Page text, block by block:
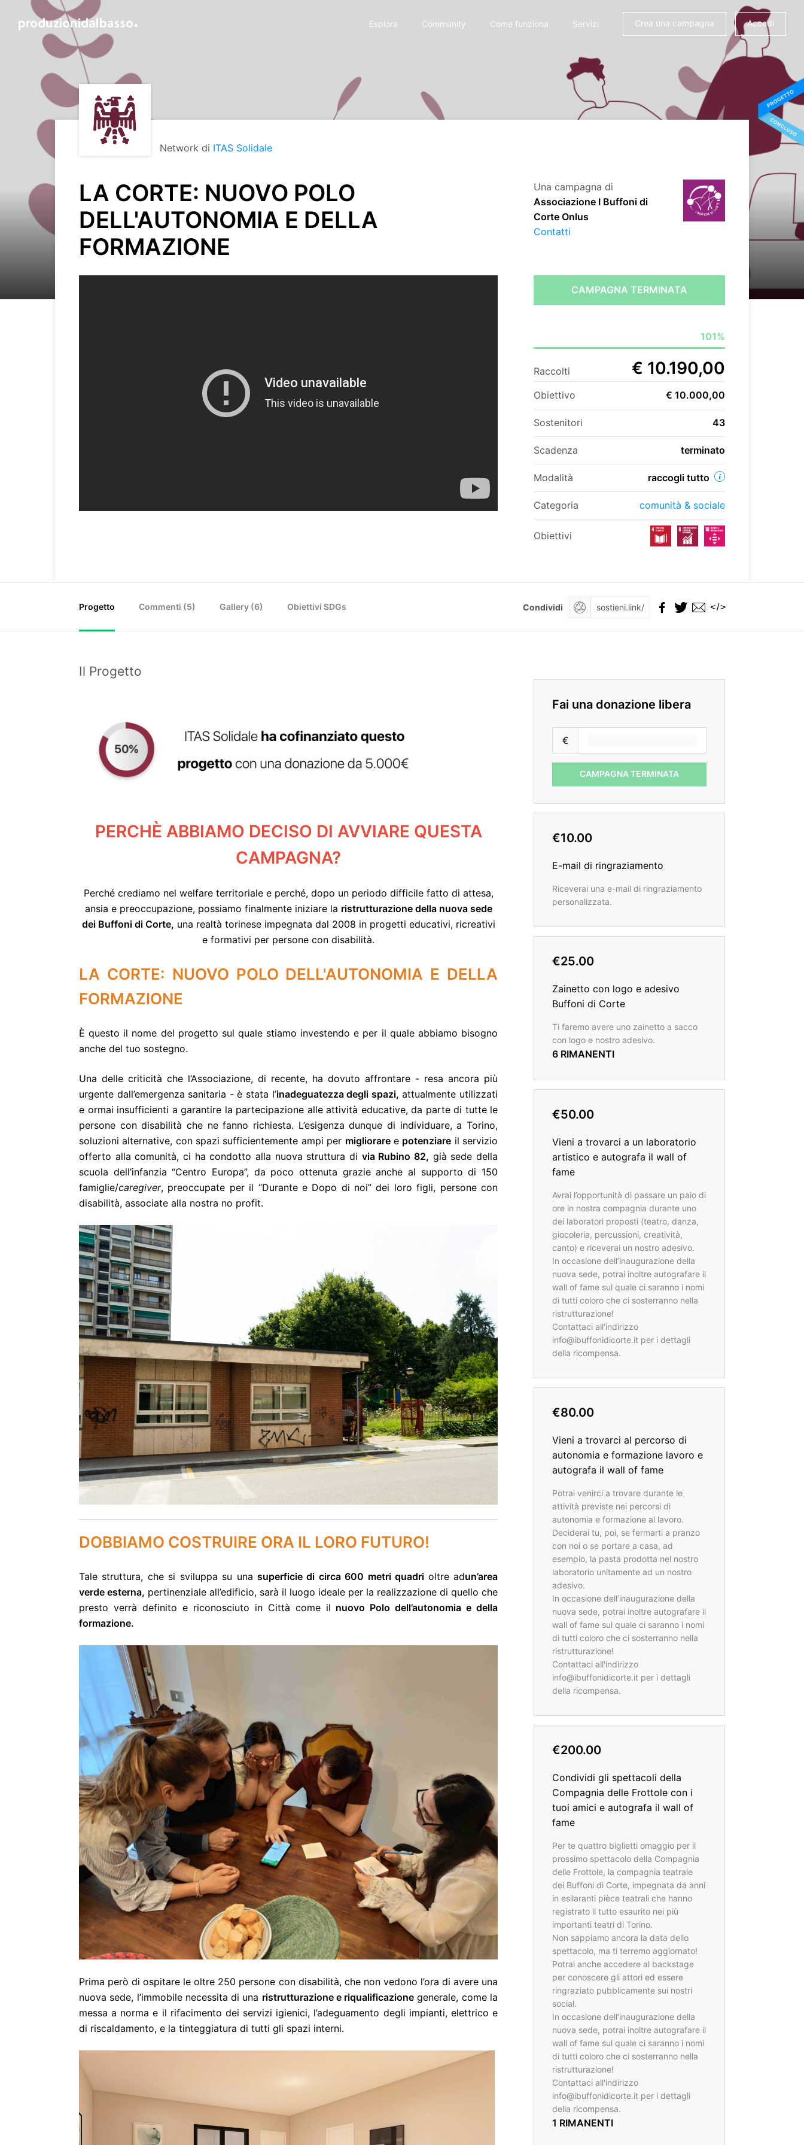
Esplora Community Come funziona Servizi Crea una campagna Accedi
Network di ITAS Solidale
LA CORTE: NUOVO POLO
DELL'AUTONOMIA E DELLA
FORMAZIONE
Una campagna di
Associazione I Buffoni di
Corte Onlus
Contatti
CAMPAGNA TERMINATA
101%
Raccolti € 10.190,00
Obiettivo € 10.000,00
Sostenitori 43
Scadenza terminato
Modalità raccogli tutto
Categoria comunità & sociale
Obiettivi
Progetto Commenti (5) Gallery (6) Obiettivi SDGs Condividi </>
Il Progetto
PERCHÈ ABBIAMO DECISO DI AVVIARE QUESTA
CAMPAGNA?
Perché crediamo nel welfare territoriale e perché, dopo un periodo difficile fatto di attesa,
ansia e preoccupazione, possiamo finalmente iniziare la ristrutturazione della nuova sede
dei Buffoni di Corte, una realtà torinese impegnata dal 2008 in progetti educativi, ricreativi
e formativi per persone con disabilità.
LA CORTE: NUOVO POLO DELL'AUTONOMIA E DELLA
FORMAZIONE
È questo il nome del progetto sul quale stiamo investendo e per il quale abbiamo bisogno
anche del tuo sostegno.
Una delle criticità che l’Associazione, di recente, ha dovuto affrontare - resa ancora più
urgente dall’emergenza sanitaria - è stata l’inadeguatezza degli spazi, attualmente utilizzati
e ormai insufficienti a garantire la partecipazione alle attività educative, da parte di tutte le
persone con disabilità che ne fanno richiesta. L’esigenza dunque di individuare, a Torino,
soluzioni alternative, con spazi sufficientemente ampi per miglioraree potenziare il servizio
offerto alla comunità, ci ha condotto alla nuova struttura di via Rubino 82, già sede della
scuola dell’infanzia “Centro Europa”, da poco ottenuta grazie anche al supporto di 150
famiglie/caregiver, preoccupate per il “Durante e Dopo di noi” dei loro figli, persone con
disabilità, associate alla nostra no profit.
DOBBIAMO COSTRUIRE ORA IL LORO FUTURO!
Tale struttura, che si sviluppa su una superficie di circa 600 metri quadri oltre adun’area
verde esterna, pertinenziale all’edificio, sarà il luogo ideale per la realizzazione di quello che
presto verrà definito e riconosciuto in Città come il nuovo Polo dell’autonomia e della
formazione.
Prima però di ospitare le oltre 250 persone con disabilità, che non vedono l’ora di avere una
nuova sede, l’immobile necessita di una ristrutturazione e riqualificazione generale, come la
messa a norma e il rifacimento dei servizi igienici, l’adeguamento degli impianti, elettrico e
di riscaldamento, e la tinteggiatura di tutti gli spazi interni.
Fai una donazione libera
€
CAMPAGNA TERMINATA
€10.00
E-mail di ringraziamento
Riceverai una e-mail di ringraziamento
personalizzata.
€25.00
Zainetto con logo e adesivo
Buffoni di Corte
Ti faremo avere uno zainetto a sacco
con logo e nostro adesivo.
6 RIMANENTI
€50.00
Vieni a trovarci a un laboratorio
artistico e autografa il wall of
fame
Avrai l’opportunità di passare un paio di
ore in nostra compagnia durante uno
dei laboratori proposti (teatro, danza,
giocoleria, percussioni, creatività,
canto) e riceverai un nostro adesivo.
In occasione dell’inaugurazione della
nuova sede, potrai inoltre autografare il
wall of fame sul quale ci saranno i nomi
di tutti coloro che ci sosterranno nella
ristrutturazione!
Contattaci all'indirizzo
info@ibuffonidicorte.it per i dettagli
della ricompensa.
€80.00
Vieni a trovarci al percorso di
autonomia e formazione lavoro e
autografa il wall of fame
Potrai venirci a trovare durante le
attività previste nei percorsi di
autonomia e formazione al lavoro.
Deciderai tu, poi, se fermarti a pranzo
con noi o se portare a casa, ad
esempio, la pasta prodotta nel nostro
laboratorio unitamente ad un nostro
adesivo.
In occasione dell’inaugurazione della
nuova sede, potrai inoltre autografare il
wall of fame sul quale ci saranno i nomi
di tutti coloro che ci sosterranno nella
ristrutturazione!
Contattaci all'indirizzo
info@ibuffonidicorte.it per i dettagli
della ricompensa.
€200.00
Condividi gli spettacoli della
Compagnia delle Frottole con i
tuoi amici e autografa il wall of
fame
Per te quattro biglietti omaggio per il
prossimo spettacolo della Compagnia
delle Frottole, la compagnia teatrale
dei Buffoni di Corte, impegnata da anni
in esilaranti pièce teatrali che hanno
registrato il tutto esaurito nei più
importanti teatri di Torino.
Non sappiamo ancora la data dello
spettacolo, ma ti terremo aggiornato!
Potrai anche accedere al backstage
per conoscere gli attori ed essere
ringraziato pubblicamente sui nostri
social.
In occasione dell’inaugurazione della
nuova sede, potrai inoltre autografare il
wall of fame sul quale ci saranno i nomi
di tutti coloro che ci sosterranno nella
ristrutturazione!
Contattaci all'indirizzo
info@ibuffonidicorte.it per i dettagli
della ricompensa.
1 RIMANENTI